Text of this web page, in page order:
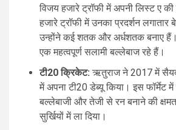
विजय हजारे ट्रॉफी में अपनी लिस्ट ए
हजारे ट्रॉफी में उनका प्रदर्शन लगातार
उन्होंने कई शतक और अर्धशतक बनाए हैं।
एक महत्वपूर्ण सलामी बल्लेबाज रहे हैं।
टी20 क्रिकेट: ऋतुराज ने 2017 में
में अपना टी20 डेब्यू किया। इस फॉर्मेट
बल्लेबाजी और तेजी से रन बनाने की
सुर्खियों में ला दिया।